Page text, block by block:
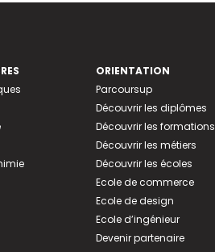
ORIENTATION
Parcoursup
Découvrir les diplômes
Découvrir les formations
Découvrir les métiers
Découvrir les écoles
Ecole de commerce
Ecole de design
Ecole d’ingénieur
Devenir partenaire